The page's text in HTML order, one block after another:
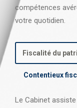
compétences
votre quotidien.
Fiscalité du
Contentieux
Le Cabinet